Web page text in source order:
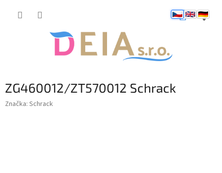
ZG460012/ZT570012 Schrack
Značka: Schrack